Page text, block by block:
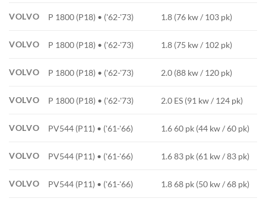
VOLVO P 1800 (P18) • ('62-'73) 1.8 (76 kw / 103 pk)
VOLVO P 1800 (P18) • ('62-'73) 1.8 (75 kw / 102 pk)
VOLVO P 1800 (P18) • ('62-'73) 2.0 (88 kw / 120 pk)
VOLVO P 1800 (P18) • ('62-'73) 2.0 ES (91 kw / 124 pk)
VOLVO PV544 (P11) • ('61-'66) 1.6 60 pk (44 kw / 60 pk)
VOLVO PV544 (P11) • ('61-'66) 1.6 83 pk (61 kw / 83 pk)
VOLVO PV544 (P11) • ('61-'66) 1.8 68 pk (50 kw / 68 pk)